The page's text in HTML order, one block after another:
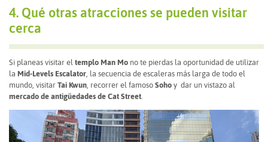
4. Qué otras atracciones se pueden visitar
cerca
Si planeas visitar el templo Man Mo no te pierdas la oportunidad de utilizar
la Mid-Levels Escalator , la secuencia de escaleras más larga de todo el
mundo, visitar Tai Kwun , recorrer el famoso Soho y dar un vistazo al
mercado de antigüedades de Cat Street